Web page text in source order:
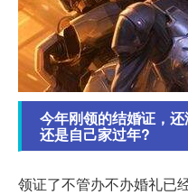
今年刚领的结婚证，
还是自己家过年?
领证了不管办不办婚礼已